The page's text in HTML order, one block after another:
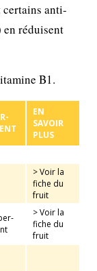
certains anti-
réduisent
B1.
EN
SAVOIR
PLUS
> Voir la
fiche du
fruit
> Voir la
fiche du
fruit